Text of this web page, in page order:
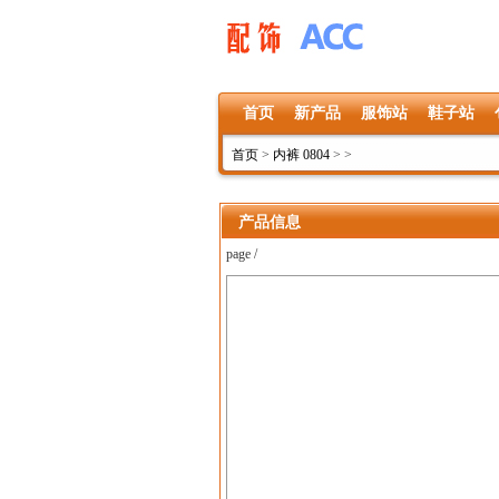
首页 新产品 服饰站 鞋子站
首页 > 内裤 0804 > >
产品信息
page /